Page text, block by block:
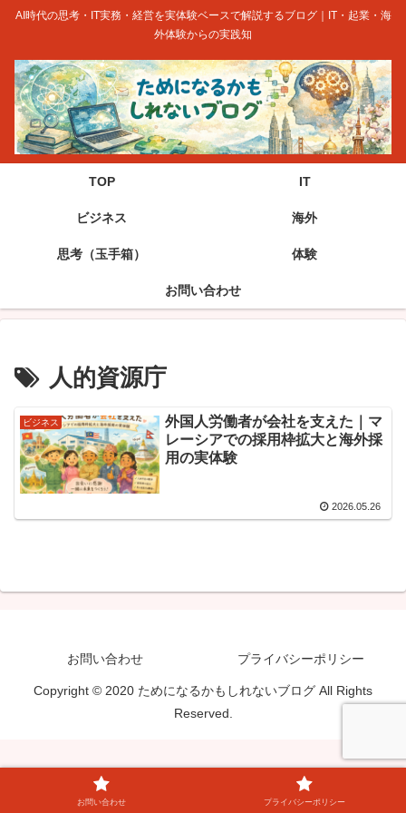
AI時代の思考・IT実務・経営を実体験ベースで解説するブログ｜IT・起業・海
外体験からの実践知
TOP IT
ビジネス 海外
思考（玉手箱） 体験
お問い合わせ
人的資源庁
ビジネス
外国人労働者が会社を支えた｜マ
レーシアでの採用枠拡大と海外採
用の実体験
2026.05.26
お問い合わせ プライバシーポリシー
Copyright © 2020 ためになるかもしれないブログ All Rights
Reserved.
お問い合わせ プライバシーポリシー